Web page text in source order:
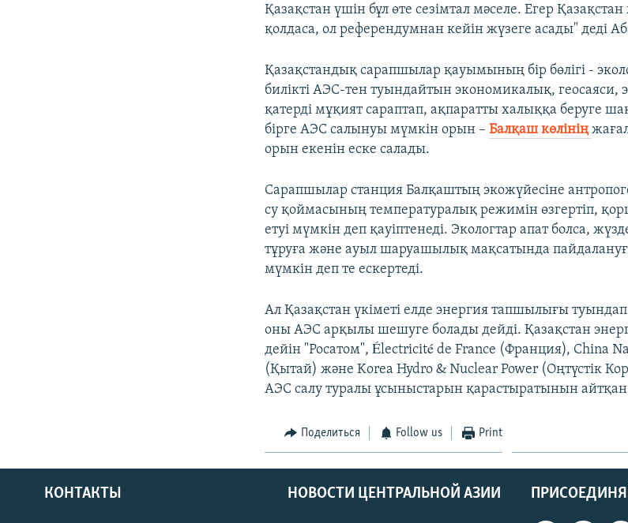
Қазақстан үшін бұл өте сезімтал мәселе. Егер
қолдаса, ол референдумнан кейін жүзеге асады" деді
Қазақстандық сарапшылар қауымының бір бөлігі -
билікті АЭС-тен туындайтын экономикалық, геосаяси,
қатерді мұқият сараптап, ақпаратты халыққа беруге
бірге АЭС салынуы мүмкін орын –Балқаш көлінің
орын екенін еске салады.
Сарапшылар станция Балқаштың экожүйесіне
су қоймасының температуралық режимін өзгертіп,
етуі мүмкін деп қауіптенеді. Экологтар апат болса,
тұруға және ауыл шаруашылық мақсатында
мүмкін деп те ескертеді.
Ал Қазақстан үкіметі елде энергия тапшылығы
оны АЭС арқылы шешуге болады дейді. Қазақстан
дейін "Росатом", Électricité de France (Франция), China
(Қытай) және Korea Hydro & Nuclear Power (Оңтүстік
АЭС салу туралы ұсыныстарын қарастыратынын
Поделиться Follow us Print
КОНТАКТЫ НОВОСТИ ЦЕНТРАЛЬНОЙ АЗИИ